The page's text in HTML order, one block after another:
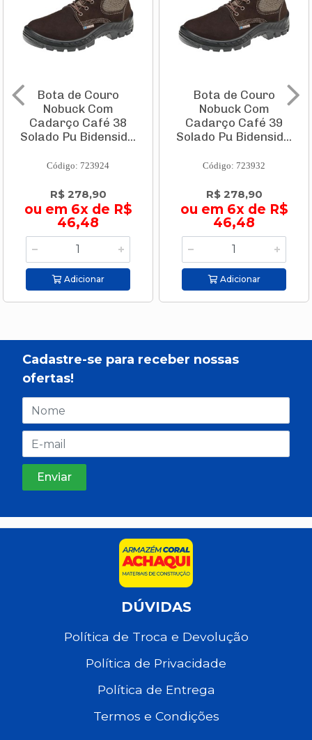
Bota de Couro
Nobuck Com
Cadarço Café 38
Solado Pu Bidensid...
Código: 723924
R$ 278,90
ou em 6x de R$
46,48
Adicionar
Bota de Couro
Nobuck Com
Cadarço Café 39
Solado Pu Bidensid...
Código: 723932
R$ 278,90
ou em 6x de R$
46,48
Adicionar
Cadastre-se para receber nossas
ofertas!
DÚVIDAS
Política de Troca e Devolução
Política de Privacidade
Política de Entrega
Termos e Condições